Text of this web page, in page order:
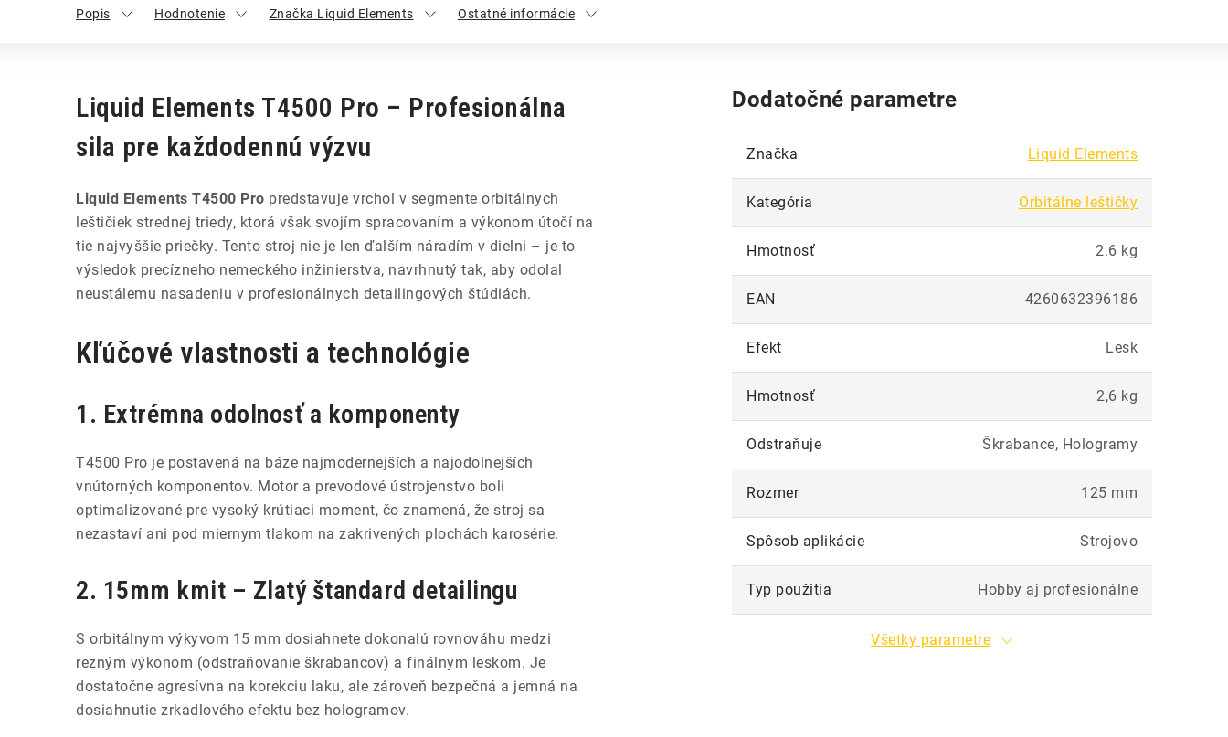
Popis Hodnotenie Značka Liquid Elements Ostatné informácie
Liquid Elements T4500 Pro – Profesionálna
sila pre každodennú výzvu
Liquid Elements T4500 Pro predstavuje vrchol v segmente orbitálnych
leštičiek strednej triedy, ktorá však svojím spracovaním a výkonom útočí na
tie najvyššie priečky. Tento stroj nie je len ďalším náradím v dielni – je to
výsledok precízneho nemeckého inžinierstva, navrhnutý tak, aby odolal
neustálemu nasadeniu v profesionálnych detailingových štúdiách.
Kľúčové vlastnosti a technológie
1. Extrémna odolnosť a komponenty
T4500 Pro je postavená na báze najmodernejších a najodolnejších
vnútorných komponentov. Motor a prevodové ústrojenstvo boli
optimalizované pre vysoký krútiaci moment, čo znamená, že stroj sa
nezastaví ani pod miernym tlakom na zakrivených plochách karosérie.
2. 15mm kmit – Zlatý štandard detailingu
S orbitálnym výkyvom 15 mm dosiahnete dokonalú rovnováhu medzi
rezným výkonom (odstraňovanie škrabancov) a finálnym leskom. Je
dostatočne agresívna na korekciu laku, ale zároveň bezpečná a jemná na
dosiahnutie zrkadlového efektu bez hologramov.
Dodatočné parametre
Značka Liquid Elements
Kategória Orbitálne leštičky
Hmotnosť 2.6 kg
EAN 4260632396186
Efekt Lesk
Hmotnosť 2,6 kg
Odstraňuje Škrabance, Hologramy
Rozmer 125 mm
Spôsob aplikácie Strojovo
Typ použitia Hobby aj profesionálne
Všetky parametre